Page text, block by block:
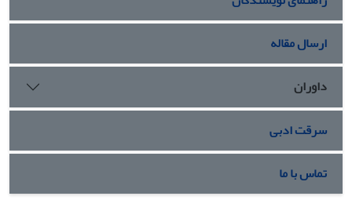
ارسال مقاله
داوران
سرقت ادبی
تماس با ما